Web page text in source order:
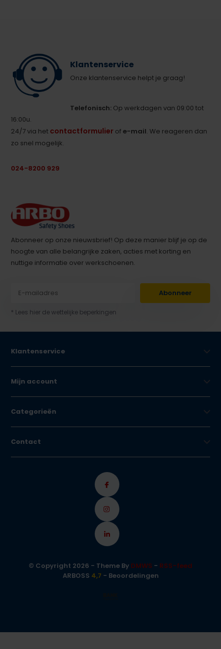
Klantenservice
Onze klantenservice helpt je graag!
Telefonisch: Op werkdagen van 09:00 tot
16:00u.
24/7 via het contactformulier ofe-mail. We reageren dan
zo snel mogelijk.
024-8200 929
Abonneer op onze nieuwsbrief! Op deze manier blijf je op de
hoogte van alle belangrijke zaken, acties met korting en
nuttige informatie over werkschoenen.
Abonneer
* Lees hier de wettelijke beperkingen
Klantenservice
Mijn account
Categorieën
Contact
© Copyright 2026 - Theme By DMWS - RSS-feed
ARBOSS 4,7 - Beoordelingen